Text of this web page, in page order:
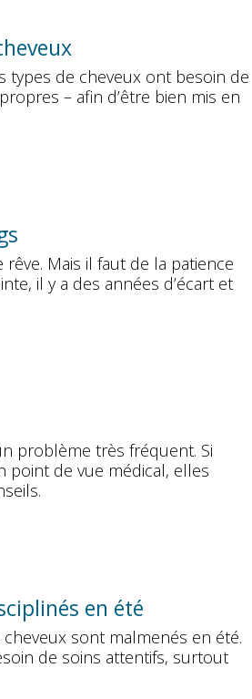
types de cheveux ont besoin de
– afin d’être bien mis en
Mais il faut de la patience
il y a des années d’écart et
problème très fréquent. Si
point de vue médical, elles
en été
cheveux sont malmenés en été.
de soins attentifs, surtout